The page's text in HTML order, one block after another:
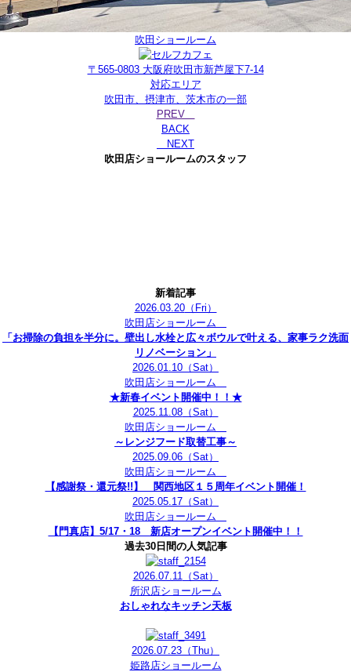
吹田ショールーム
〒565-0803 大阪府吹田市新芦屋下7-14
対応エリア
吹田市、摂津市、茨木市の一部
PREV
BACK
NEXT
吹田店ショールームのスタッフ
新着記事
2026.03.20（Fri）
吹田店ショールーム
「お掃除の負担を半分に。壁出し水栓と広々ボウルで叶える、家事ラク洗面
リノベーション」
2026.01.10 （Sat）
吹田店ショールーム
★新春イベント開催中！！★
2025.11.08（Sat）
吹田店ショールーム
～レンジフード取替工事～
2025.09.06 （Sat）
吹田店ショールーム
【感謝祭・還元祭!!】 関西地区１５周年イベント開催！
2025.05.17 （Sat）
吹田店ショールーム
【門真店】5/17・18 新店オープンイベント開催中！！
過去30日間の人気記事
2026.07.11（Sat）
所沢店ショールーム
おしゃれなキッチン天板
2026.07.23 （Thu）
姫路店ショールーム